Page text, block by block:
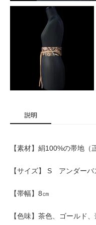
説明
【素材】絹100%の帯地
【サイズ】 S アンダー
【帯幅】8㎝
【色味】茶色、ゴールド